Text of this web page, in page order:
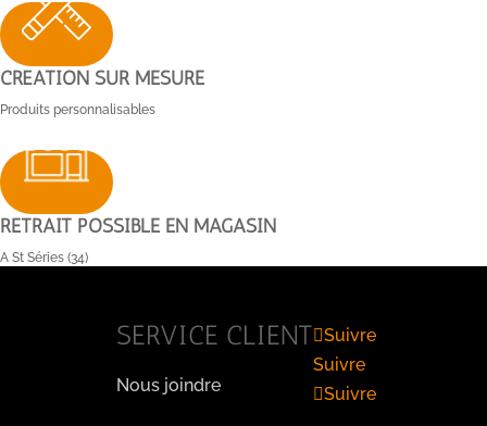
CRÉATION SUR MESURE
Produits personnalisables
RETRAIT POSSIBLE EN MAGASIN
A St Séries (34)
SERVICE CLIENT
Nous joindre
Suivre
Suivre
Suivre